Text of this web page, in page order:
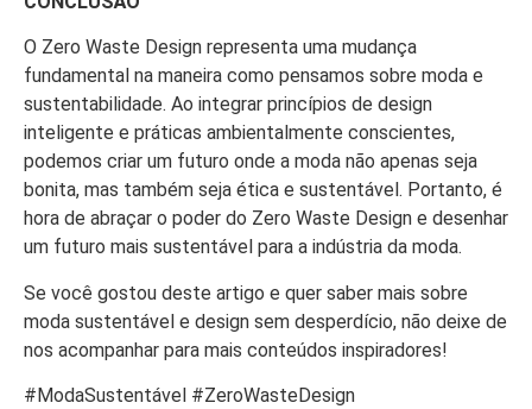
O Zero Waste Design representa uma mudança
fundamental na maneira como pensamos sobre moda e
sustentabilidade. Ao integrar princípios de design
inteligente e práticas ambientalmente conscientes,
podemos criar um futuro onde a moda não apenas seja
bonita, mas também seja ética e sustentável. Portanto, é
hora de abraçar o poder do Zero Waste Design e desenhar
um futuro mais sustentável para a indústria da moda.
Se você gostou deste artigo e quer saber mais sobre
moda sustentável e design sem desperdício, não deixe de
nos acompanhar para mais conteúdos inspiradores!
#ModaSustentável #ZeroWasteDesign